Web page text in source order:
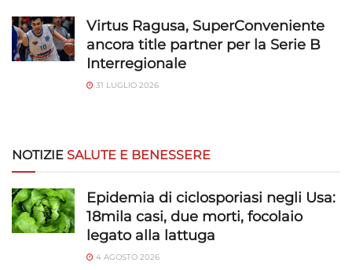
Virtus Ragusa, SuperConveniente
ancora title partner per la Serie B
Interregionale
31 LUGLIO 2026
NOTIZIE SALUTE E BENESSERE
Epidemia di ciclosporiasi negli Usa:
18mila casi, due morti, focolaio
legato alla lattuga
4 AGOSTO 2026